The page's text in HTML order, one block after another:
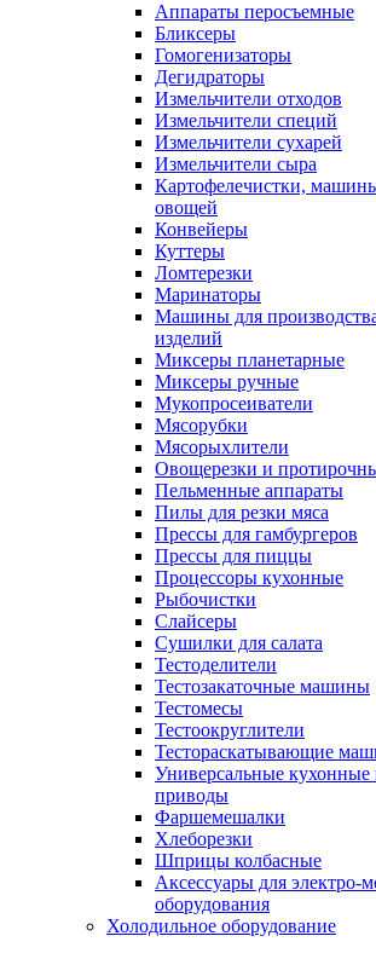
Аппараты перосъемные
Бликсеры
Гомогенизаторы
Дегидраторы
Измельчители отходов
Измельчители специй
Измельчители сухарей
Измельчители сыра
Картофелечистки,
овощей
Конвейеры
Куттеры
Ломтерезки
Маринаторы
Машины для
изделий
Миксеры планетарные
Миксеры ручные
Мукопросеиватели
Мясорубки
Мясорыхлители
Овощерезки и
Пельменные аппараты
Пилы для резки мяса
Прессы для гамбургеров
Прессы для пиццы
Процессоры кухонные
Рыбочистки
Слайсеры
Сушилки для салата
Тестоделители
Тестозакаточные машины
Тестомесы
Тестоокруглители
Тестораскатывающие
Универсальные
приводы
Фаршемешалки
Хлеборезки
Шприцы колбасные
Аксессуары для электро-
оборудования
Холодильное оборудование